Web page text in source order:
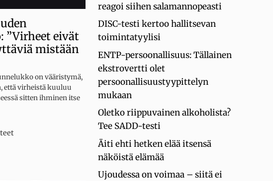
”Virheet eivät
mistään
on vääristymä,
että virheistä kuuluu
sitten ihminen itse
reagoi siihen salamannopeasti
DISC-testi kertoo hallitsevan
toimintatyylisi
ENTP-persoonallisuus: Tällainen
ekstrovertti olet
persoonallisuustyypittelyn
mukaan
Oletko riippuvainen alkoholista?
Tee SADD-testi
Äiti ehti hetken elää itsensä
näköistä elämää
Ujoudessa on voimaa – siitä ei